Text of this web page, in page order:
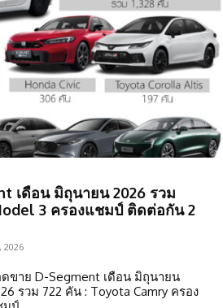
เดือน มิถุนายน 2026 รวม
3 ครองแชมป์ ติดต่อกัน 2
2026
ขาย D-Segment เดือน มิถุนายน
รวม 722 คัน : Toyota Camry ครอง